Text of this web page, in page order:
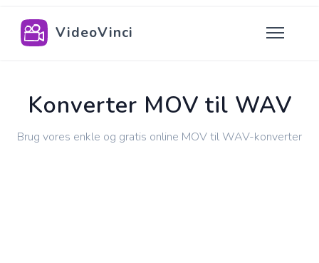
VideoVinci
Konverter MOV til WAV
Brug vores enkle og gratis online MOV til WAV-konverter